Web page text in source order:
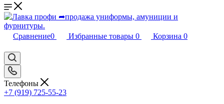
Сравнение0 Избранные товары 0 Корзина 0
Телефоны
+7 (919) 725-55-23